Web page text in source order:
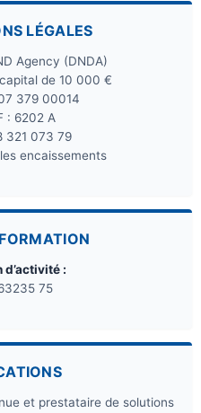
LÉGALES
Agency (DNDA)
de 10 000 €
379 00014
: 6202 A
321 073 79
encaissements
:
75
et prestataire de solutions